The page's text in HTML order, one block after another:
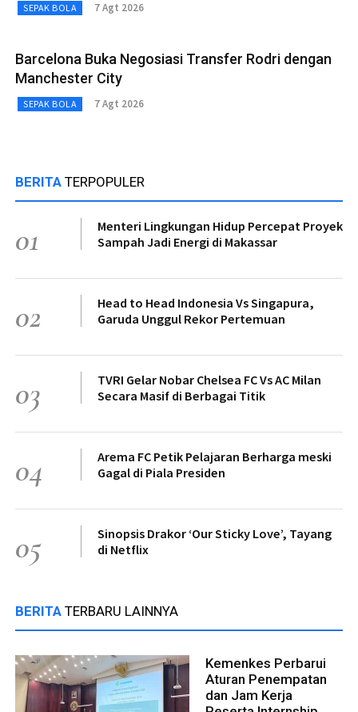
SEPAK BOLA 7 Agt 2026
Barcelona Buka Negosiasi Transfer Rodri dengan
Manchester City
SEPAK BOLA 7 Agt 2026
BERITA TERPOPULER
01
Menteri Lingkungan Hidup Percepat Proyek
Sampah Jadi Energi di Makassar
02
Head to Head Indonesia Vs Singapura,
Garuda Unggul Rekor Pertemuan
03
TVRI Gelar Nobar Chelsea FC Vs AC Milan
Secara Masif di Berbagai Titik
04
Arema FC Petik Pelajaran Berharga meski
Gagal di Piala Presiden
05
Sinopsis Drakor ‘Our Sticky Love’, Tayang
di Netflix
BERITA TERBARU LAINNYA
Kemenkes Perbarui
Aturan Penempatan
dan Jam Kerja